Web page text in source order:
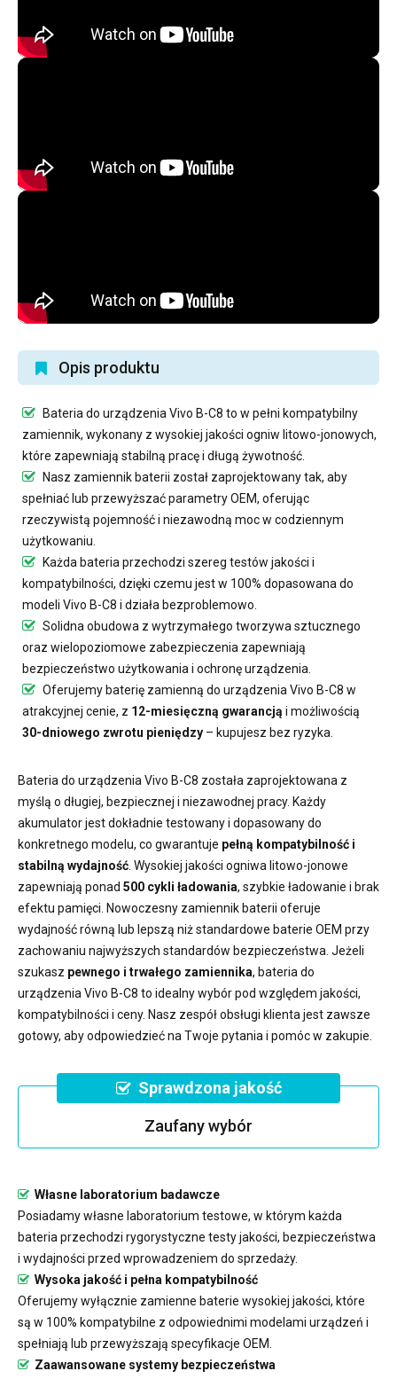
Opis produktu
Bateria do urządzenia Vivo B-C8 to w pełni kompatybilny
zamiennik, wykonany z wysokiej jakości ogniw litowo-jonowych,
które zapewniają stabilną pracę i długą żywotność.
Nasz zamiennik baterii został zaprojektowany tak, aby
spełniać lub przewyższać parametry OEM, oferując
rzeczywistą pojemność i niezawodną moc w codziennym
użytkowaniu.
Każda bateria przechodzi szereg testów jakości i
kompatybilności, dzięki czemu jest w 100% dopasowana do
modeli Vivo B-C8 i działa bezproblemowo.
Solidna obudowa z wytrzymałego tworzywa sztucznego
oraz wielopoziomowe zabezpieczenia zapewniają
bezpieczeństwo użytkowania i ochronę urządzenia.
Oferujemybaterię zamienną do urządzenia Vivo B-C8 w
atrakcyjnej cenie, z 12-miesięczną gwarancją i możliwością
30-dniowego zwrotu pieniędzy – kupujesz bez ryzyka.
Bateria do urządzenia Vivo B-C8 została zaprojektowana z
myślą o długiej, bezpiecznej i niezawodnej pracy. Każdy
akumulator jest dokładnie testowany i dopasowany do
konkretnego modelu, co gwarantuje pełną kompatybilność i
stabilną wydajność . Wysokiej jakości ogniwa litowo-jonowe
zapewniają ponad 500 cykli ładowania, szybkie ładowanie i brak
efektu pamięci. Nowoczesny zamiennik baterii oferuje
wydajność równą lub lepszą niż standardowe baterie OEM przy
zachowaniu najwyższych standardów bezpieczeństwa. Jeżeli
szukasz pewnego i trwałego zamiennika, bateria do
urządzenia Vivo B-C8 to idealny wybór pod względem jakości,
kompatybilności i ceny. Nasz zespół obsługi klienta jest zawsze
gotowy, aby odpowiedzieć na Twoje pytania i pomóc w zakupie.
Sprawdzona jakość
Zaufany wybór
Własne laboratorium badawcze
Posiadamy własne laboratorium testowe, w którym każda
bateria przechodzi rygorystyczne testy jakości, bezpieczeństwa
i wydajności przed wprowadzeniem do sprzedaży.
Wysoka jakość i pełna kompatybilność
Oferujemy wyłącznie zamienne baterie wysokiej jakości, które
są w 100% kompatybilne z odpowiednimi modelami urządzeń i
spełniają lub przewyższają specyfikacje OEM.
Zaawansowane systemy bezpieczeństwa